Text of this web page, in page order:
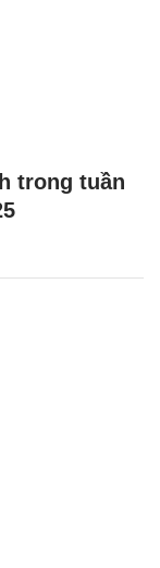
trong tuần